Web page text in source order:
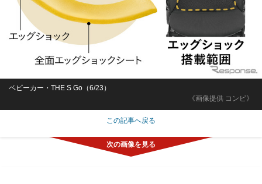
《画像提供 コンビ》
ベビーカー・THE S Go（6/23）
この記事へ戻る